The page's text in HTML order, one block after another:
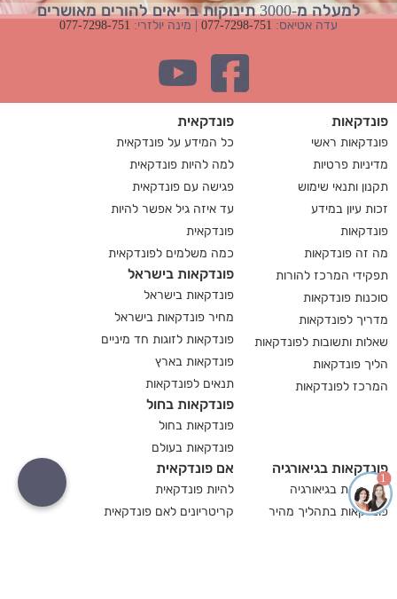
למעלה מ-3000 תינוקות בריאים להורים מאושרים
עדה אטיאס: 077-7298-751 | מינה יולזרי: 077-7298-751
פונדקאות
פונדקאות ראשי
מדיניות פרטיות
תקנון ותנאי שימוש
זכות עיון במידע
פונדקאות
מה זה פונדקאות
תפקידי המרכז להורות
סוכנות פונדקאות
מדריך לפונדקאות
שאלות ותשובות לפונדקאות
הליך פונדקאות
המרכז לפונדקאות
פונדקאית
כל המידע על פונדקאית
למה להיות פונדקאית
פגישה עם פונדקאית
עד איזה גיל אפשר להיות
פונדקאית
כמה משלמים לפונדקאית
פונדקאות בישראל
פונדקאות בישראל
מחיר פונדקאות בישראל
פונדקאות לזוגות חד מיניים
פונדקאות בארץ
תנאים לפונדקאות
פונדקאות בחול
פונדקאות בחול
פונדקאות בעולם
פונדקאות בגיאורגיה
פונדקאות בגיאורגיה
פונדקאות בתהליך מהיר
אם פונדקאית
להיות פונדקאית
קריטריונים לאם פונדקאית
1